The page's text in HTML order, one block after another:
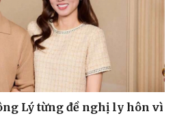
Cửa sổ tình yêu
Kể chuyện cho bé
Hạt giống tâm hồn
Lý từng đề nghị ly hôn vì